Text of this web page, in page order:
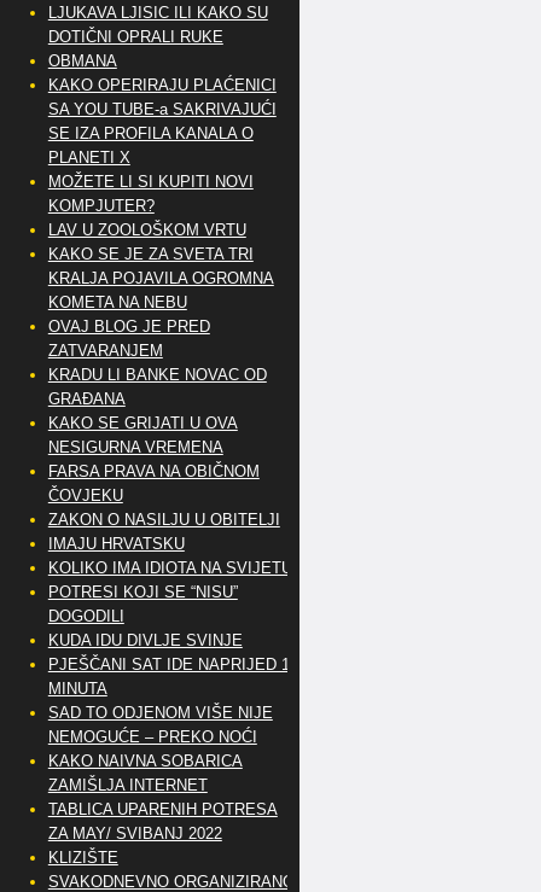
LJUKAVA LJISIC ILI KAKO SU
DOTIČNI OPRALI RUKE
OBMANA
KAKO OPERIRAJU PLAĆENICI
SA YOU TUBE-a SAKRIVAJUĆI
SE IZA PROFILA KANALA O
PLANETI X
MOŽETE LI SI KUPITI NOVI
KOMPJUTER?
LAV U ZOOLOŠKOM VRTU
KAKO SE JE ZA SVETA TRI
KRALJA POJAVILA OGROMNA
KOMETA NA NEBU
OVAJ BLOG JE PRED
ZATVARANJEM
KRADU LI BANKE NOVAC OD
GRAĐANA
KAKO SE GRIJATI U OVA
NESIGURNA VREMENA
FARSA PRAVA NA OBIČNOM
ČOVJEKU
ZAKON O NASILJU U OBITELJI
IMAJU HRVATSKU
KOLIKO IMA IDIOTA NA SVIJETU?
POTRESI KOJI SE “NISU”
DOGODILI
KUDA IDU DIVLJE SVINJE
PJEŠČANI SAT IDE NAPRIJED 10
MINUTA
SAD TO ODJENOM VIŠE NIJE
NEMOGUĆE – PREKO NOĆI
KAKO NAIVNA SOBARICA
ZAMIŠLJA INTERNET
TABLICA UPARENIH POTRESA
ZA MAY/ SVIBANJ 2022
KLIZIŠTE
SVAKODNEVNO ORGANIZIRANO